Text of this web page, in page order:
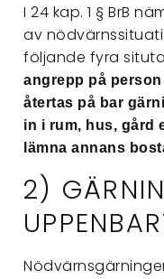
I 24 kap. 1 § BrB
av
följande fyra
angrepp på
återtas på bar
in i rum, hus, gård
lämna annans
2)